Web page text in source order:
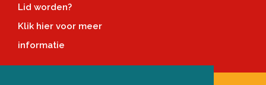
Lid worden?
Klik hier voor meer
informatie